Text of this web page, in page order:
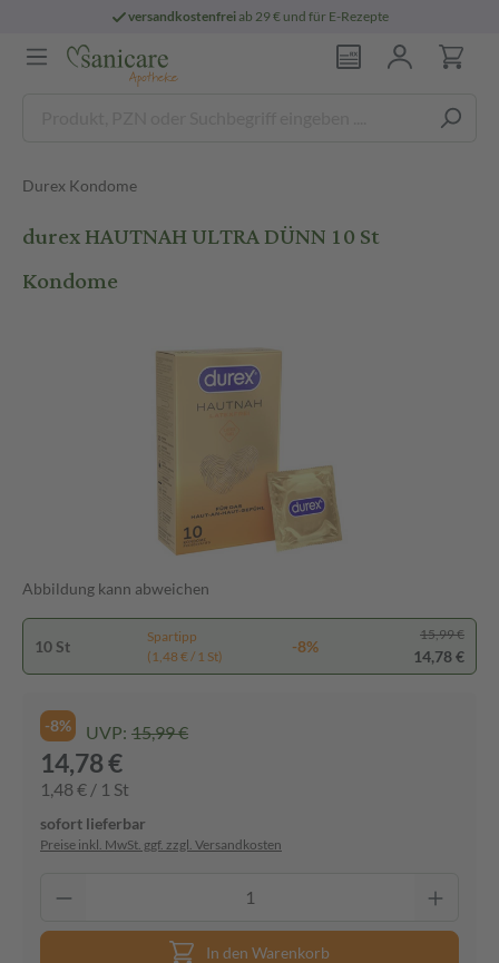
versandkostenfreiab 29 € und für E-Rezepte
Durex Kondome
durex HAUTNAH ULTRA DÜNN 10 St
Kondome
Abbildung kann abweichen
10 St
Spartipp
(1,48 € / 1 St)
-8%
15,99 €
14,78 €
-8% UVP: 15,99 €
14,78 €
1,48 € / 1 St
sofort lieferbar
Preise inkl. MwSt. ggf. zzgl. Versandkosten
In den Warenkorb